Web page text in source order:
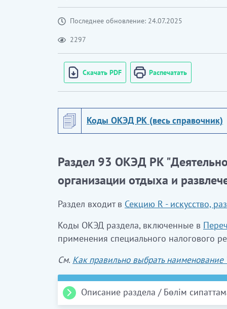
Последнее обновление: 24.07.2025
2297
Скачать PDF Распечатать
Коды ОКЭД РК (весь справочник)
Раздел 93 ОКЭД РК
организации отдыха и
Раздел входит в Секцию R - искусство,
Коды ОКЭД раздела, включенные в
применения специального налогового
См. Как правильно выбрать
Описание раздела / Бөлім